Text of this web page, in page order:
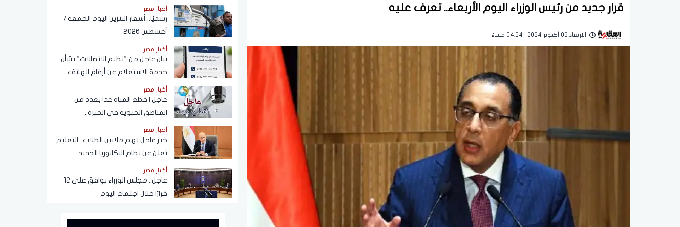
قرار جديد من رئيس الوزراء اليوم الأربعاء.. تعرف عليه
الاربعاء 02 أكتوبر 2024 | 04:24 مساءً
أخبار مصر
رسميًا.. أسعار البنزين اليوم الجمعة 7
أغسطس 2026
أخبار مصر
بيان عاجل من "نظيم الاتصالات" بشأن
خدمة الاستعلام عن أرقام الهاتف
المحمول المسجلة باسم المستخدم
عبر تطبيق My NTRA
أخبار مصر
عاجل | قطع المياه غدا بعدد من
المناطق الحيوية في الجيزة..
ومناشدات للمواطنين بتدبير
احتياجاتهم
أخبار مصر
خبر عاجل يهم ملايين الطلاب.. التعليم
تعلن عن نظام البكالوريا الجديد
أخبار مصر
عاجل.. مجلس الوزراء يوافق على 12
قرارًا خلال اجتماع اليوم